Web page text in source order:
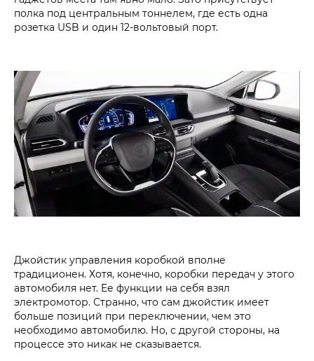
полка под центральным тоннелем, где есть одна
розетка USB и один 12-вольтовый порт.
Джойстик управления коробкой вполне
традиционен. Хотя, конечно, коробки передач у этого
автомобиля нет. Ее функции на себя взял
электромотор. Странно, что сам джойстик имеет
больше позиций при переключении, чем это
необходимо автомобилю. Но, с другой стороны, на
процессе это никак не сказывается.